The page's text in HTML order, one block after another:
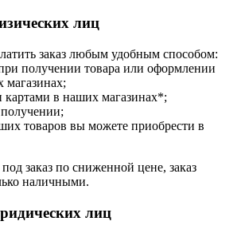
лиц
заказ любым удобным способом:
получении товара или оформлении
магазинах;
картами в наших магазинах*;
товаров вы можете приобрести в
заказ по сниженной цене, заказ
наличными.
лиц